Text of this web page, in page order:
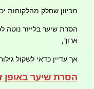
מכיוון שחלק מהלקוחות
הסרת שיער בלייזר נוטה
ארוך,
אך עדיין כדאי לשקול
הסרת שיער באופן